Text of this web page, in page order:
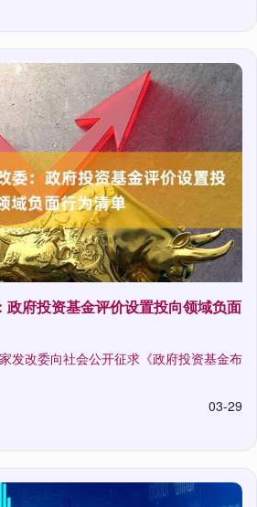
政府投资基金评价设置投向领域负面
发改委向社会公开征求《政府投资基金布
03-29